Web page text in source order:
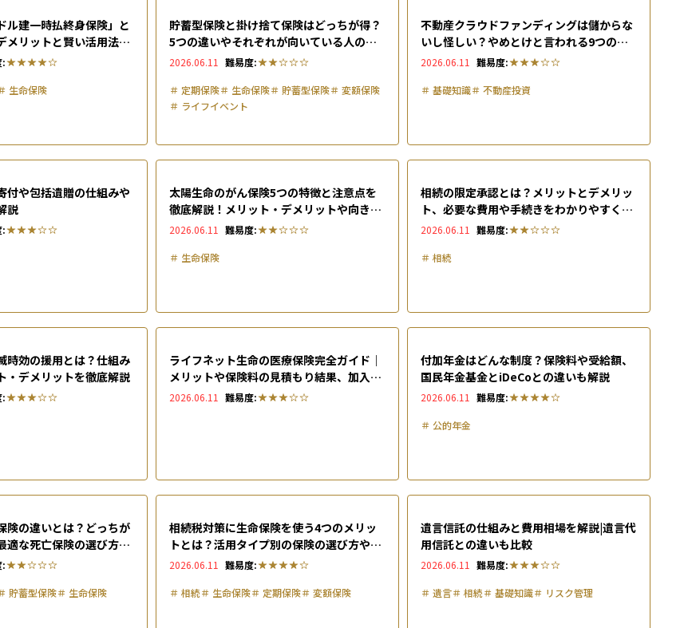
ル建一時払終身保険」と
メリットと賢い活用法を
:
生命保険
貯蓄型保険と掛け捨て保険はどっちが得？
5つの違いやそれぞれが向いている人の特
徴を紹介
2026.06.11 難易度:
＃ 定期保険＃ 生命保険＃ 貯蓄型保険＃ 変額保険
＃ ライフイベント
不動産クラウドファンディングは儲からな
いし怪しい？やめとけと言われる9つの理
由と注目される活用法を徹底解説
2026.06.11 難易度:
＃ 基礎知識＃ 不動産投資
付や包括遺贈の仕組みや
説
:
太陽生命のがん保険5つの特徴と注意点を
徹底解説！メリット・デメリットや向き不
向きの判断軸も紹介
2026.06.11 難易度:
＃ 生命保険
相続の限定承認とは？メリットとデメリッ
ト、必要な費用や手続きをわかりやすく解
説
2026.06.11 難易度:
＃ 相続
時効の援用とは？仕組み
・デメリットを徹底解説
:
ライフネット生命の医療保険完全ガイド｜
メリットや保険料の見積もり結果、加入者
からの評判・口コミを紹介
2026.06.11 難易度:
付加年金はどんな制度？保険料や受給額、
国民年金基金とiDeCoとの違いも解説
2026.06.11 難易度:
＃ 公的年金
険の違いとは？どっちが
適な死亡保険の選び方を
:
貯蓄型保険＃ 生命保険
相続税対策に生命保険を使う4つのメリッ
トとは？活用タイプ別の保険の選び方や注
意点を実例つきで徹底ガイド
2026.06.11 難易度:
＃ 相続＃ 生命保険＃ 定期保険＃ 変額保険
遺言信託の仕組みと費用相場を解説|遺言代
用信託との違いも比較
2026.06.11 難易度:
＃ 遺言＃ 相続＃ 基礎知識＃ リスク管理